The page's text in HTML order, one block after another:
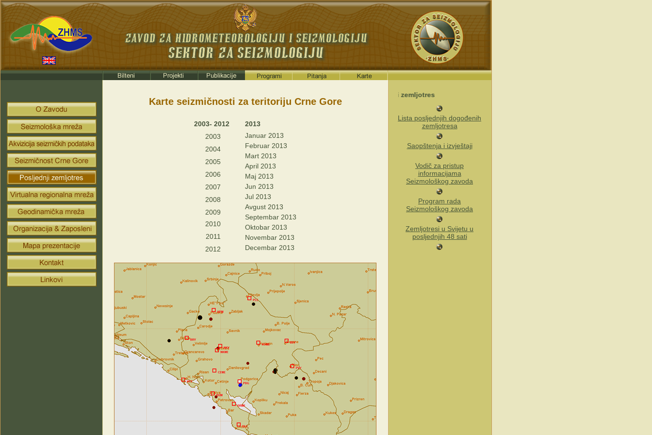
Karte seizmičnosti za teritoriju Crne Gore
2003- 2012
2003
2004
2005
2006
2007
2008
2009
2010
2011
2012
2013
Januar 2013
Februar 2013
Mart 2013
April 2013
Maj 2013
Jun 2013
Jul 2013
Avgust 2013
Septembar 2013
Oktobar 2013
Novembar 2013
Decembar 2013
Poslednji zemljotres
Lista posljednjih dogođenih
zemljotresa
Saopštenja i izvještaji
Vodič za pristup
informacijama
Seizmološkog zavoda
Program rada
Seizmološkog zavoda
Zemljotresi u Svijetu u
posljednjih 48 sati